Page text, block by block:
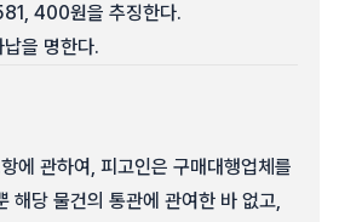
400원을 추징한다.
을 명한다.
에 관하여, 피고인은 구매대행업체를
해당 물건의 통관에 관여한 바 없고,